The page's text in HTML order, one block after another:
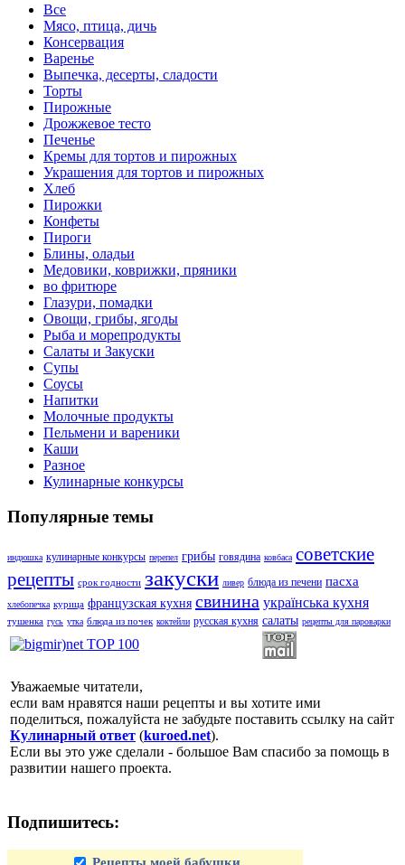
Все
Мясо, птица, дичь
Консервация
Варенье
Выпечка, десерты, сладости
Торты
Пирожные
Дрожжевое тесто
Печенье
Кремы для тортов и пирожных
Украшения для тортов и пирожных
Хлеб
Пирожки
Конфеты
Пироги
Блины, оладьи
Медовики, коврижки, пряники
во фритюре
Глазури, помадки
Овощи, грибы, ягоды
Рыба и морепродукты
Салаты и Закуски
Супы
Соусы
Напитки
Молочные продукты
Пельмени и вареники
Каши
Разное
Кулинарные конкурсы
Популярные темы
индюшка кулинарные конкурсы перепел грибы говядина ковбаса советские
рецепты срок годности закуски ливер блюда из печени пасха
хлебопечка курица французская кухня свинина українська кухня
тушенка гусь утка блюда из почек коктейли русская кухня салаты рецепты для пароварки
Уважаемые читатели,
если вам нравятся наши рецепты и вы хотите ими
поделиться, пожалуйста не забудьте поставить ссылку на сайт
Кулинарный ответ (kuroed.net).
Если вы это уже сделали - большое Вам спасибо за помощь в
развитии нашего проекта.
Подпишитесь:
Рецепты моей бабушки